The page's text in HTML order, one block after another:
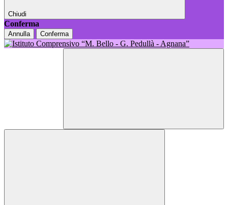
Chiudi
Conferma
Annulla Conferma